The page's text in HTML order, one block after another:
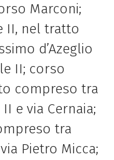
Marconi;
II, nel tratto
d’Azeglio
II; corso
compreso tra
e via Cernaia;
tra
Pietro Micca;